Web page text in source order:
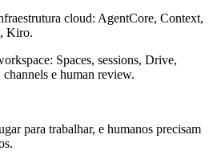
cloud: AgentCore, Context,
Kiro.
Spaces, sessions, Drive,
e human review.
para trabalhar, e humanos precisam